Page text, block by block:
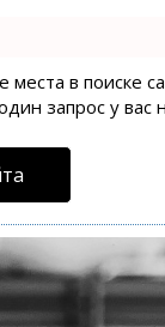
места в поиске
запрос у вас